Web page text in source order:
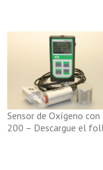
Sensor de Oxígeno
200 – Descargue el